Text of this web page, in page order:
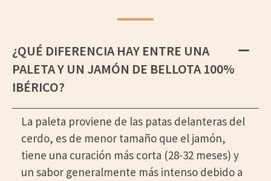
¿QUÉ DIFERENCIA HAY ENTRE UNA
PALETA Y UN JAMÓN DE BELLOTA 100%
IBÉRICO?
La paleta proviene de las patas delanteras del
cerdo, es de menor tamaño que el jamón,
tiene una curación más corta (28-32 meses) y
un sabor generalmente más intenso debido a